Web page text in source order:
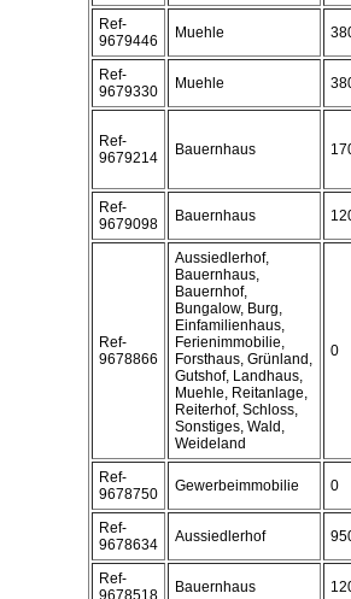
Ref-
9679446
Muehle
Ref-
9679330
Muehle
Ref-
9679214
Bauernhaus
Ref-
9679098
Bauernhaus
Ref-
9678866
Aussiedlerhof,
Bauernhaus,
Bauernhof,
Bungalow, Burg,
Einfamilienhaus,
Ferienimmobilie,
Forsthaus, Grünland,
Gutshof, Landhaus,
Muehle, Reitanlage,
Reiterhof, Schloss,
Sonstiges, Wald,
Weideland
0
Ref-
9678750
Gewerbeimmobilie 0
Ref-
9678634
Aussiedlerhof
Ref-
9678518
Bauernhaus